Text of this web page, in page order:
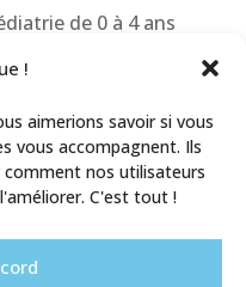
!
aimerions savoir si vous
vous accompagnent. Ils
nos utilisateurs
C'est tout !
de 0 à 4 ans
semaine (et
(?)